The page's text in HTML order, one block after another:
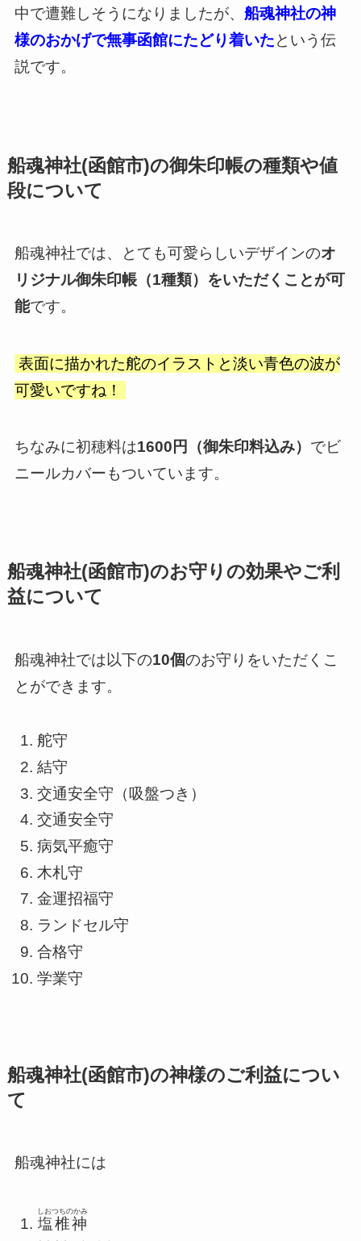
中で遭難しそうになりましたが、 船魂神社の神
様のおかげで無事函館にたどり着いたという伝
説です。
船魂神社(函館市)の御朱印帳の種類や値
段について
船魂神社では、とても可愛らしいデザインのオ
リジナル御朱印帳（1種類）をいただくことが可
能です。
表面に描かれた舵のイラストと淡い青色の波が
可愛いですね！
ちなみに初穂料は1600円（御朱印料込み） でビ
ニールカバーもついています。
船魂神社(函館市)のお守りの効果やご利
益について
船魂神社では以下の10個のお守りをいただくこ
とができます。
舵守
結守
交通安全守（吸盤つき）
交通安全守
病気平癒守
木札守
金運招福守
ランドセル守
合格守
学業守
船魂神社(函館市)の神様のご利益につい
て
船魂神社には
塩椎神
しおつちのかみ